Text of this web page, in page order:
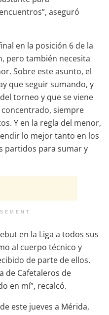
aseguró
en la posición 6 de la
pero también necesita
Sobre este asunto, el
que seguir sumando, y
torneo y que se viene
siempre
Y en la regla del menor,
lo mejor tanto en los
partidos para sumar y
en la Liga a todos sus
al cuerpo técnico y
de parte de ellos.
de Cafetaleros de
en mí”, recalcó.
este jueves a Mérida,